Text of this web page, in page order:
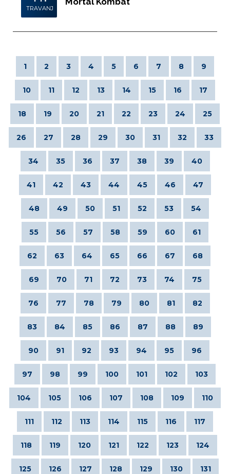
TRAVANJ
1 2 3 4 5 6 7 8 9
10 11 12 13 14 15 16 17
18 19 20 21 22 23 24 25
26 27 28 29 30 31 32 33
34 35 36 37 38 39 40
41 42 43 44 45 46 47
48 49 50 51 52 53 54
55 56 57 58 59 60 61
62 63 64 65 66 67 68
69 70 71 72 73 74 75
76 77 78 79 80 81 82
83 84 85 86 87 88 89
90 91 92 93 94 95 96
97 98 99 100 101 102 103
104 105 106 107 108 109 110
111 112 113 114 115 116 117
118 119 120 121 122 123 124
125 126 127 128 129 130 131